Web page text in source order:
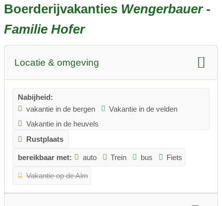
Boerderijvakanties Wengerbauer -
Familie Hofer
Locatie & omgeving
Nabijheid:
vakantie in de bergen
Vakantie in de velden
Vakantie in de heuvels
Rustplaats
bereikbaar met: auto Trein bus Fiets
Vakantie op de Alm